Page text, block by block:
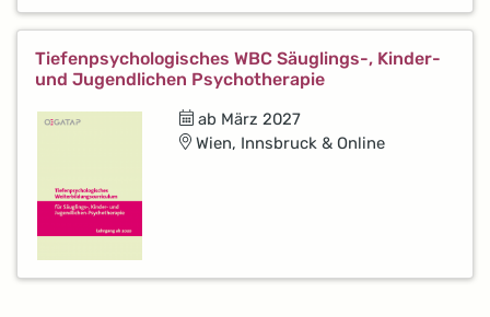
Tiefenpsychologisches WBC Säuglings-, Kinder-
und Jugendlichen Psychotherapie
ab März 2027
Wien, Innsbruck & Online